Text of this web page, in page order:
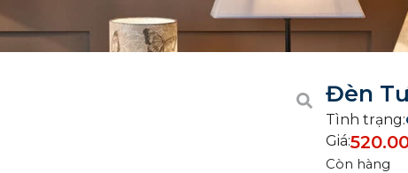
Đèn
Tình trạng:
Giá:
Còn hàng